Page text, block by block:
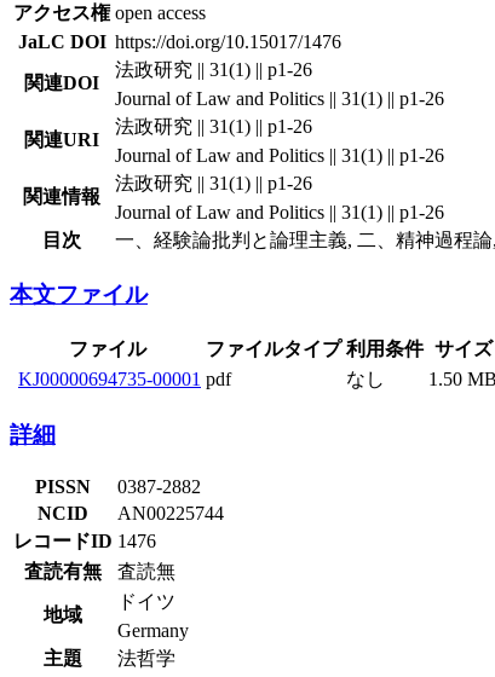
アクセス権 open access
JaLC DOI https://doi.org/10.15017/1476
関連DOI
法政研究 || 31(1) || p1-26
Journal of Law and Politics || 31(1) || p1-26
関連URI
法政研究 || 31(1) || p1-26
Journal of Law and Politics || 31(1) || p1-26
関連情報
法政研究 || 31(1) || p1-26
Journal of Law and Politics || 31(1) || p1-26
目次
一、経験論批判と論理主義, 二、精神過程
本文ファイル
ファイル ファイルタイプ 利用条件 サイズ
KJ00000694735-00001 pdf なし 1.50 MB
詳細
PISSN
0387-2882
NCID
AN00225744
レコードID 1476
査読有無
査読無
地域
ドイツ
Germany
主題
法哲学